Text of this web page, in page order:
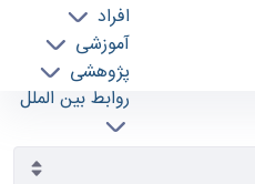
افراد
آموزشی
پژوهشی
روابط بین الملل
خدمات
آرشیو اطلاعیه ها - ece- دانشکده مهندسی برق و